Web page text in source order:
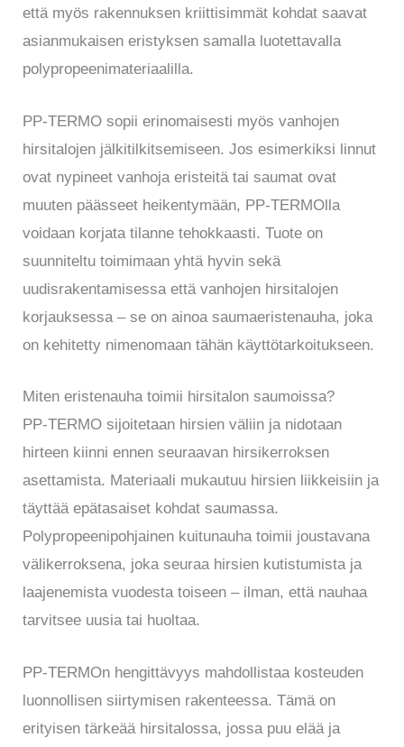
että myös rakennuksen kriittisimmät kohdat saavat
asianmukaisen eristyksen samalla luotettavalla
polypropeenimateriaalilla.
PP-TERMO sopii erinomaisesti myös vanhojen
hirsitalojen jälkitilkitsemiseen. Jos esimerkiksi linnut
ovat nypineet vanhoja eristeitä tai saumat ovat
muuten päässeet heikentymään, PP-TERMOlla
voidaan korjata tilanne tehokkaasti. Tuote on
suunniteltu toimimaan yhtä hyvin sekä
uudisrakentamisessa että vanhojen hirsitalojen
korjauksessa – se on ainoa saumaeristenauha, joka
on kehitetty nimenomaan tähän käyttötarkoitukseen.
Miten eristenauha toimii hirsitalon saumoissa?
PP-TERMO sijoitetaan hirsien väliin ja nidotaan
hirteen kiinni ennen seuraavan hirsikerroksen
asettamista. Materiaali mukautuu hirsien liikkeisiin ja
täyttää epätasaiset kohdat saumassa.
Polypropeenipohjainen kuitunauha toimii joustavana
välikerroksena, joka seuraa hirsien kutistumista ja
laajenemista vuodesta toiseen – ilman, että nauhaa
tarvitsee uusia tai huoltaa.
PP-TERMOn hengittävyys mahdollistaa kosteuden
luonnollisen siirtymisen rakenteessa. Tämä on
erityisen tärkeää hirsitalossa, jossa puu elää ja